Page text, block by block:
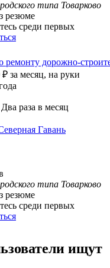
типа Товарково
резюме
среди первых
ремонту дорожно-
₽ за месяц, на руки
раза в месяц
Гавань
типа Товарково
резюме
среди первых
ищут